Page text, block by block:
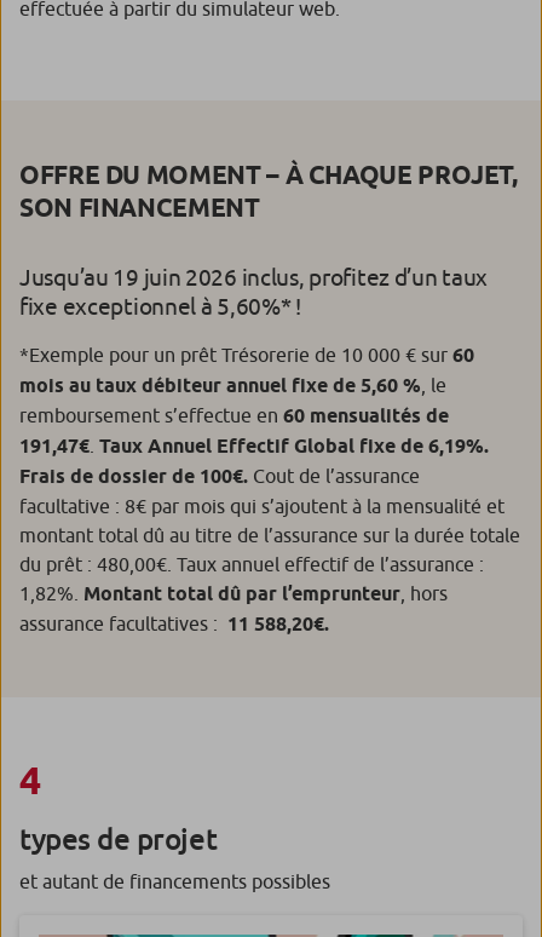
effectuée à partir du simulateur web.
OFFRE DU MOMENT – À CHAQUE PROJET,
SON FINANCEMENT
Jusqu’au 19 juin 2026 inclus, profitez d’un taux
fixe exceptionnel à 5,60%* !
*Exemple pour un prêt Trésorerie de 10 000 € sur 60
mois au taux débiteur annuel fixe de 5,60 % , le
remboursement s’effectue en 60 mensualités de
191,47€ Taux Annuel Effectif Global fixe de 6,19%.
Frais de dossier de 100€. Cout de l’assurance
facultative : 8€ par mois qui s’ajoutent à la mensualité et
montant total dû au titre de l’assurance sur la durée totale
du prêt : 480,00€. Taux annuel effectif de l’assurance :
1,82%. Montant total dû par l’emprunteur , hors
assurance facultatives : 11 588,20€.
4
types de projet
et autant de financements possibles